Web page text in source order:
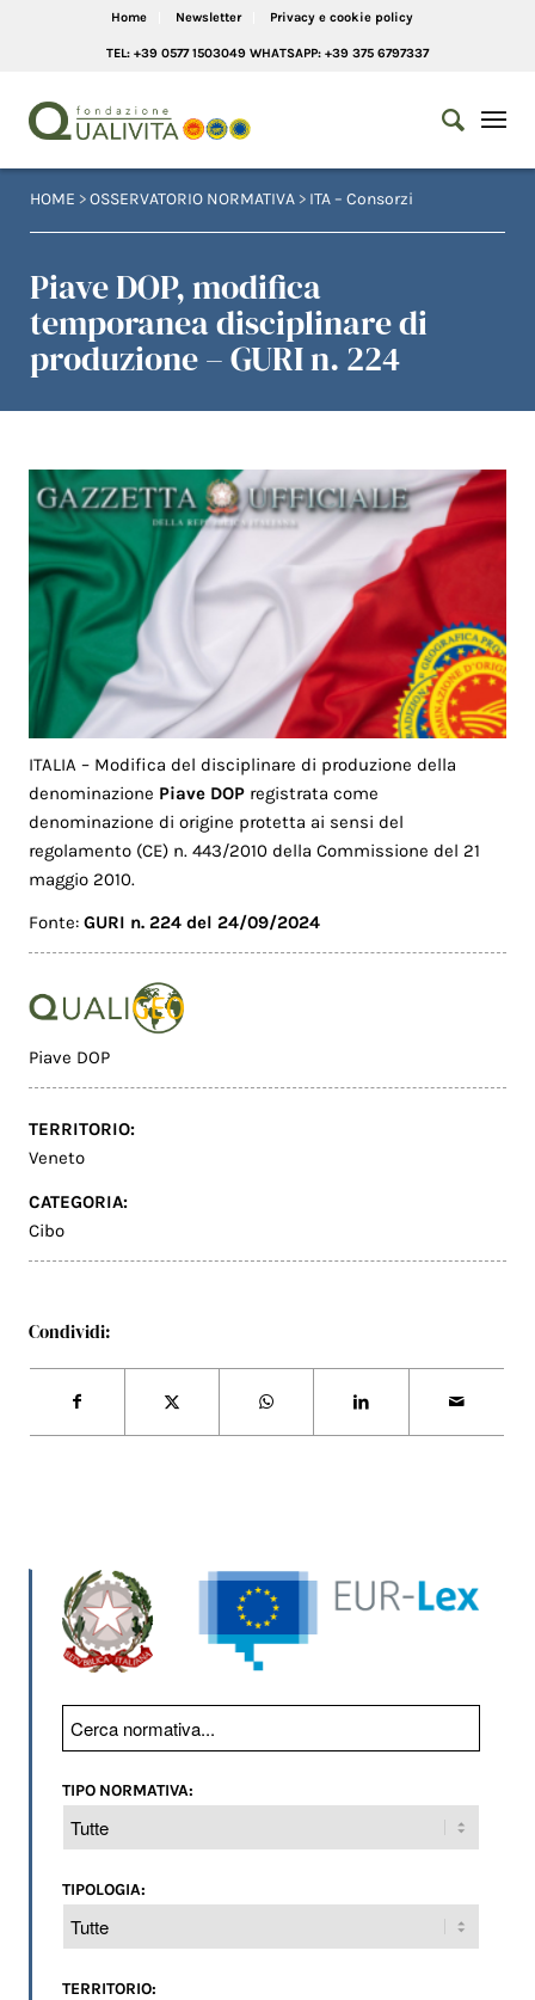
Home Newsletter Privacy e cookie policy
TEL: +39 0577 1503049 WHATSAPP: +39 375 6797337
HOME >OSSERVATORIO NORMATIVA > ITA – Consorzi
Piave DOP, modifica
temporanea disciplinare di
produzione – GURI n. 224
ITALIA – Modifica del disciplinare di produzione della
denominazione Piave DOP registrata come
denominazione di origine protetta ai sensi del
regolamento (CE) n. 443/2010 della Commissione del 21
maggio 2010.
Fonte:GURI n. 224 del 24/09/2024
Piave DOP
TERRITORIO:
Veneto
CATEGORIA:
Cibo
Condividi:
TIPO NORMATIVA:
TIPOLOGIA:
TERRITORIO: